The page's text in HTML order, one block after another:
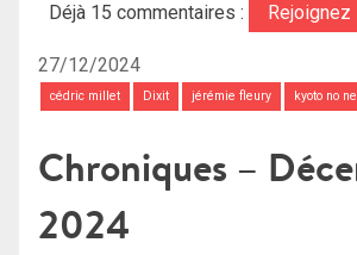
Déjà 15 commentaires :
27/12/2024
cédric millet Dixit jérémie fleury kyoto no
Chroniques –
2024